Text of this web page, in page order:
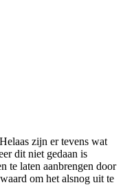
zijn er tevens wat
dit niet gedaan is
te laten aanbrengen door
om het alsnog uit te